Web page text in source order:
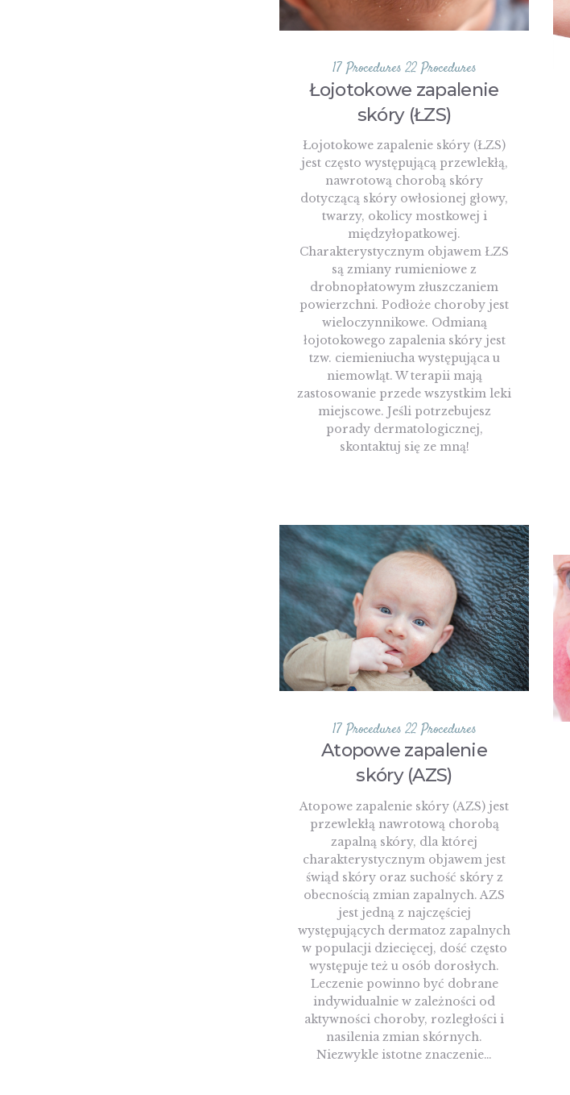
17 Procedures 22 Procedures
Łojotokowe zapalenie
skóry (ŁZS)
Łojotokowe zapalenie skóry (ŁZS)
jest często występującą przewlekłą,
nawrotową chorobą skóry
dotyczącą skóry owłosionej głowy,
twarzy, okolicy mostkowej i
międzyłopatkowej.
Charakterystycznym objawem ŁZS
są zmiany rumieniowe z
drobnopłatowym złuszczaniem
powierzchni. Podłoże choroby jest
wieloczynnikowe. Odmianą
łojotokowego zapalenia skóry jest
tzw. ciemieniucha występująca u
niemowląt. W terapii mają
zastosowanie przede wszystkim leki
miejscowe. Jeśli potrzebujesz
porady dermatologicznej,
skontaktuj się ze mną!
17 Procedures 22 Procedures
Atopowe zapalenie
skóry (AZS)
Atopowe zapalenie skóry (AZS) jest
przewlekłą nawrotową chorobą
zapalną skóry, dla której
charakterystycznym objawem jest
świąd skóry oraz suchość skóry z
obecnością zmian zapalnych. AZS
jest jedną z najczęściej
występujących dermatoz zapalnych
w populacji dziecięcej, dość często
występuje też u osób dorosłych.
Leczenie powinno być dobrane
indywidualnie w zależności od
aktywności choroby, rozległości i
nasilenia zmian skórnych.
Niezwykle istotne znaczenie…